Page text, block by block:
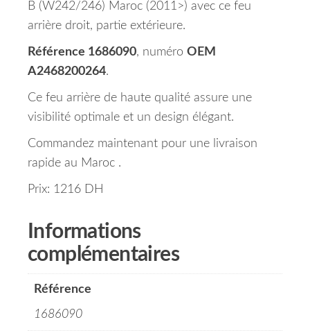
B (W242/246) Maroc (2011>) avec ce feu
arrière droit, partie extérieure.
Référence 1686090, numéro OEM
A2468200264.
Ce feu arrière de haute qualité assure une
visibilité optimale et un design élégant.
Commandez maintenant pour une livraison
rapide au Maroc .
Prix: 1216 DH
Informations
complémentaires
Référence
1686090